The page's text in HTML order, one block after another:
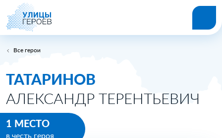
Все герои
ТАТАРИНОВ
АЛЕКСАНДР ТЕРЕНТЬЕВИЧ
1 МЕСТО
в честь героя